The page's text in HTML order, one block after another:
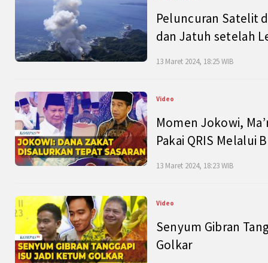
Peluncuran Satelit
dan Jatuh setelah
13 Maret 2024, 18:25 WIB
Video
Momen Jokowi,
Pakai QRIS Melalui
13 Maret 2024, 18:23 WIB
Video
Senyum Gibran
Golkar